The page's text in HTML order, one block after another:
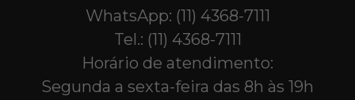
WhatsApp: (11) 4368-7111
Tel.: (11) 4368-7111
Horário de atendimento:
Segunda a sexta-feira das 8h às 19h